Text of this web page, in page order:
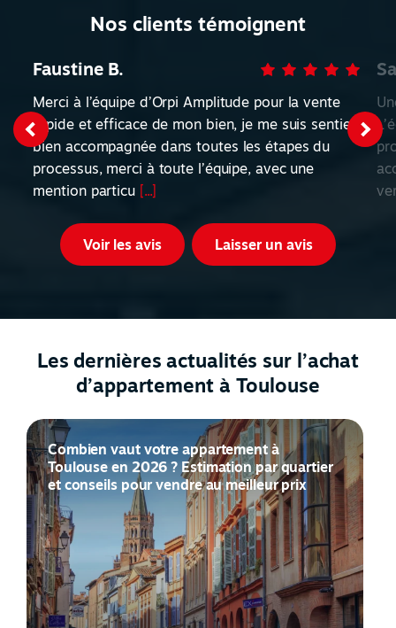
Nos clients témoignent
Faustine B.
Merci à l’équipe d’Orpi Amplitude pour la vente
rapide et efficace de mon bien, je me suis sentie
bien accompagnée dans toutes les étapes du
processus, merci à toute l’équipe, avec une
mention particu [...]
Voir les avis Laisser un avis
Les dernières actualités sur l’achat
d’appartement à Toulouse
Combien vaut votre appartement à
Toulouse en 2026 ? Estimation par quartier
et conseils pour vendre au meilleur prix